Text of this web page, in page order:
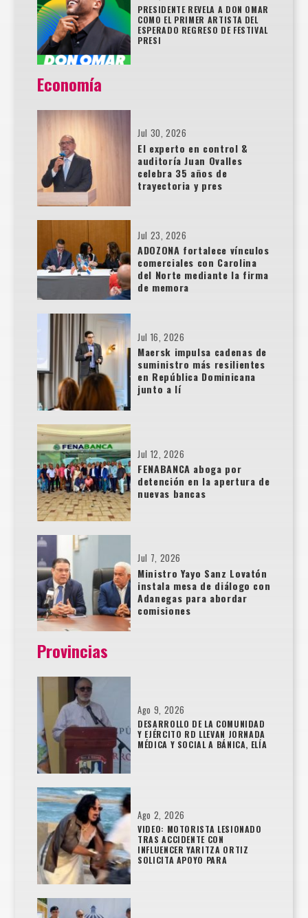
PRESIDENTE REVELA A DON OMAR
COMO EL PRIMER ARTISTA DEL
ESPERADO REGRESO DE FESTIVAL
PRESI
Economía
Jul 30, 2026
El experto en control &
auditoría Juan Ovalles
celebra 35 años de
trayectoria y pres
Jul 23, 2026
ADOZONA fortalece vínculos
comerciales con Carolina
del Norte mediante la firma
de memora
Jul 16, 2026
Maersk impulsa cadenas de
suministro más resilientes
en República Dominicana
junto a lí
Jul 12, 2026
FENABANCA aboga por
detención en la apertura de
nuevas bancas
Jul 7, 2026
Ministro Yayo Sanz Lovatón
instala mesa de diálogo con
Adanegas para abordar
comisiones
Provincias
Ago 9, 2026
DESARROLLO DE LA COMUNIDAD
Y EJÉRCITO RD LLEVAN JORNADA
MÉDICA Y SOCIAL A BÁNICA, ELÍA
Ago 2, 2026
VIDEO: MOTORISTA LESIONADO
TRAS ACCIDENTE CON
INFLUENCER YARITZA ORTIZ
SOLICITA APOYO PARA